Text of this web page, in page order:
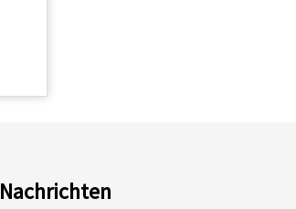
Nachrichten